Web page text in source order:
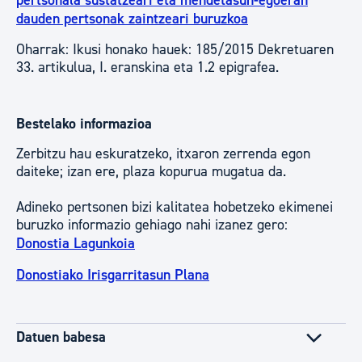
dauden pertsonak zaintzeari buruzkoa
Oharrak: Ikusi honako hauek: 185/2015 Dekretuaren
33. artikulua, I. eranskina eta 1.2 epigrafea.
Bestelako informazioa
Zerbitzu hau eskuratzeko, itxaron zerrenda egon
daiteke; izan ere, plaza kopurua mugatua da.
Adineko pertsonen bizi kalitatea hobetzeko ekimenei
buruzko informazio gehiago nahi izanez gero:
Donostia Lagunkoia
Donostiako Irisgarritasun Plana
Datuen babesa